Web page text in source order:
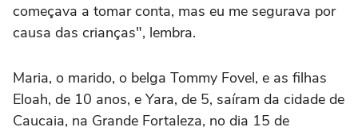
começava a tomar conta, mas eu me segurava por
causa das crianças", lembra.
Maria, o marido, o belga Tommy Fovel, e as filhas
Eloah, de 10 anos, e Yara, de 5, saíram da cidade de
Caucaia, na Grande Fortaleza, no dia 15 de